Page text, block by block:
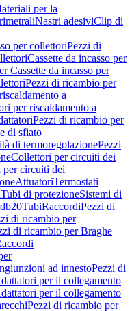
per la
Nastri adesiviClip di
per collettoriPezzi di
Cassette da incasso per
Cassette da incasso per
Pezzi di ricambio per
a
per riscaldamento a
Pezzi di ricambio per
di sfiato
di termoregolazionePezzi
Collettori per circuiti dei
per circuiti dei
AttuatoriTermostati
Tubi di protezioneSistemi di
TubiRaccordiPezzi di
di ricambio per
di ricambio per Braghe
ad innestoPezzi di
per il collegamento
per il collegamento
Pezzi di ricambio per